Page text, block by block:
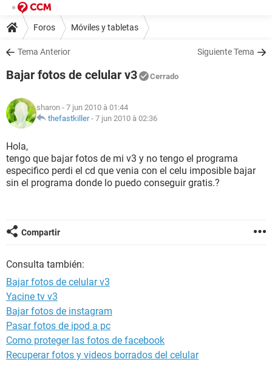
Foros Móviles y tabletas
Tema Anterior Siguiente Tema
Bajar fotos de celular v3 Cerrado
sharon - 7 jun 2010 à 01:44
thefastkiller- 7 jun 2010 à 02:36
Hola,
tengo que bajar fotos de mi v3 y no tengo el programa
especifico perdi el cd que venia con el celu imposible bajar
sin el programa donde lo puedo conseguir gratis.?
Compartir
Consulta también:
Bajar fotos de celular v3
Yacine tv v3
Bajar fotos de instagram
Pasar fotos de ipod a pc
Como proteger las fotos de facebook
Recuperar fotos y videos borrados del celular